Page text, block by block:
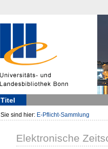
Titel
Sie sind hier: E-Pflicht-Sammlung
Elektronische